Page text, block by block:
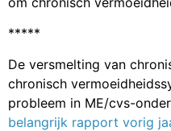
*****
De versmelting van
chronisch
probleem in ME/cvs-
belangrijk rapport vorig